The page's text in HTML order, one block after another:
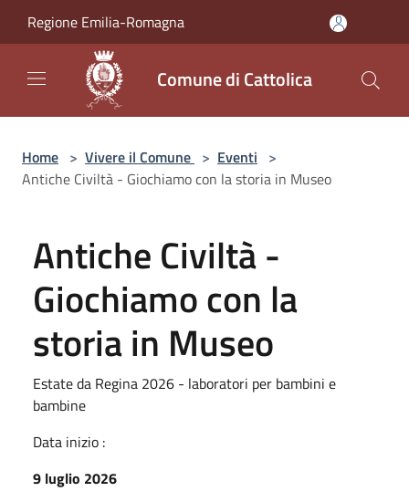
Regione Emilia-Romagna
Comune di Cattolica
Home > Vivere il Comune > Eventi >
Antiche Civiltà - Giochiamo con la storia in Museo
Antiche Civiltà -
Giochiamo con la
storia in Museo
Estate da Regina 2026 - laboratori per bambini e
bambine
Data inizio :
9 luglio 2026